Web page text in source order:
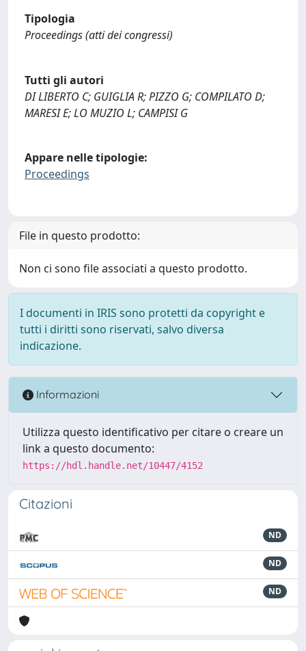
Tipologia
Proceedings (atti dei congressi)
Tutti gli autori
DI LIBERTO C; GUIGLIA R; PIZZO G; COMPILATO D;
MARESI E; LO MUZIO L; CAMPISI G
Appare nelle tipologie:
Proceedings
File in questo prodotto:
Non ci sono file associati a questo prodotto.
I documenti in IRIS sono protetti da copyright e
tutti i diritti sono riservati, salvo diversa
indicazione.
Informazioni
Utilizza questo identificativo per citare o creare un
link a questo documento:
https://hdl.handle.net/10447/4152
Citazioni
ND
ND
ND